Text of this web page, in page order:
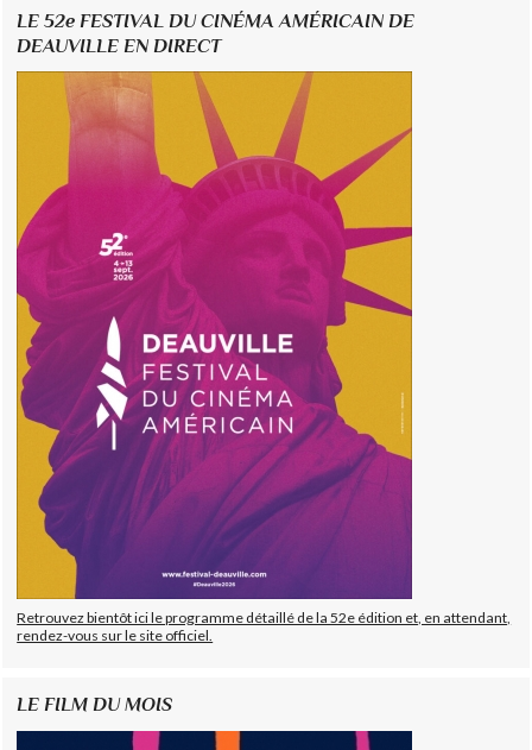
LE 52e FESTIVAL DU CINÉMA AMÉRICAIN DE
DEAUVILLE EN DIRECT
Retrouvez bientôt ici le programme détaillé de la 52e édition et, en attendant,
rendez-vous sur le site officiel.
LE FILM DU MOIS